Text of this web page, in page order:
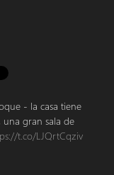
- la casa tiene
gran sala de
t.co/LJQrtCqziv